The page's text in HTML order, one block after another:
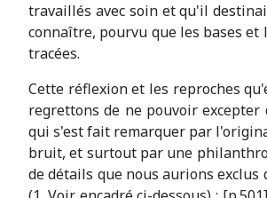
travaillés avec soin et qu'il
connaître, pourvu que les bases
tracées.
Cette réflexion et les reproches
regrettons de ne pouvoir
qui s'est fait remarquer par
bruit, et surtout par une
de détails que nous aurions